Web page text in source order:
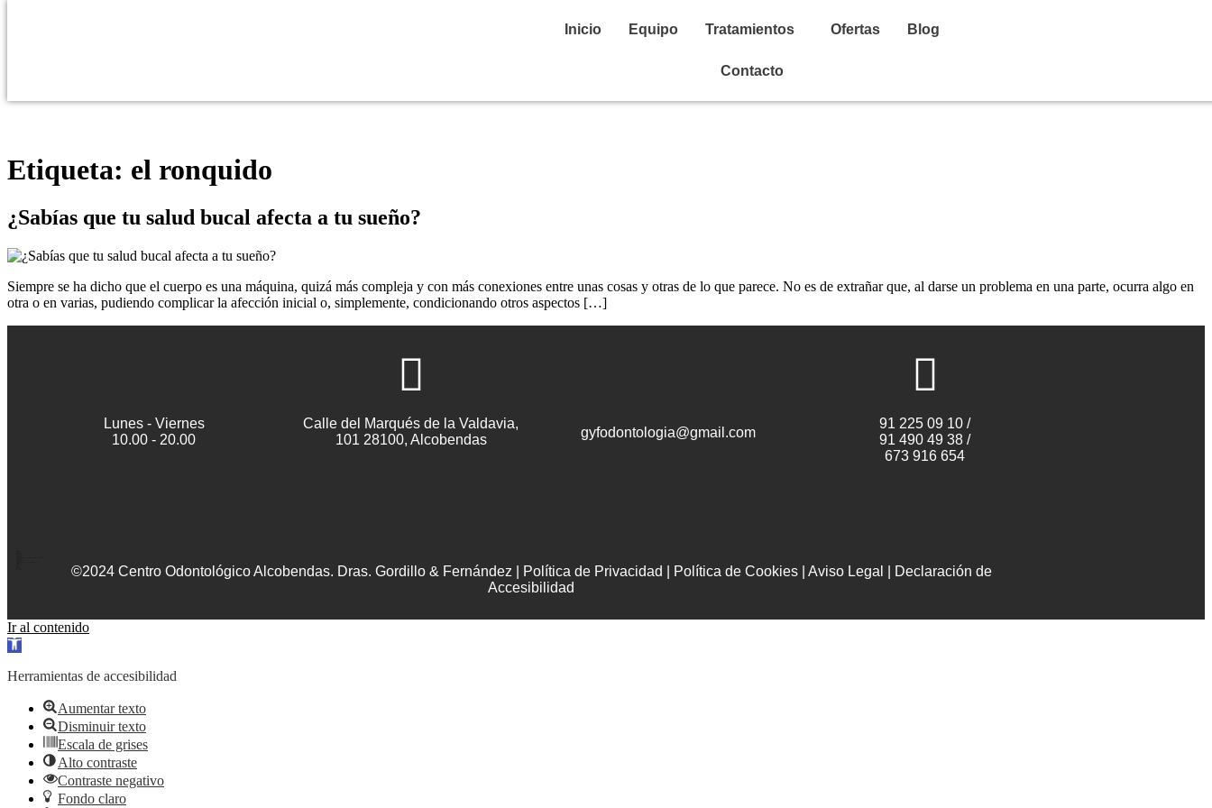
Inicio Equipo Tratamientos Ofertas Blog
Contacto
Etiqueta: el ronquido
¿Sabías que tu salud bucal afecta a tu sueño?
Siempre se ha dicho que el cuerpo es una máquina, quizá más compleja y con más conexiones entre unas cosas y otras de lo que parece. No es de extrañar que, al darse un problema en una parte, ocurra algo en
otra o en varias, pudiendo complicar la afección inicial o, simplemente, condicionando otros aspectos […]
Lunes - Viernes
10.00 - 20.00
Calle del Marqués de la Valdavia,
101 28100, Alcobendas
gyfodontologia@gmail.com
91 225 09 10 /
91 490 49 38 /
673 916 654
©2024 Centro Odontológico Alcobendas. Dras. Gordillo & Fernández | Política de Privacidad Política de Cookies| Aviso Legal
Declaración de
Accesibilidad
Ir al contenido
Abrir
de
Herramientas de accesibilidad
Aumentar texto
Disminuir texto
Escala de grises
Alto contraste
Contraste negativo
Fondo claro